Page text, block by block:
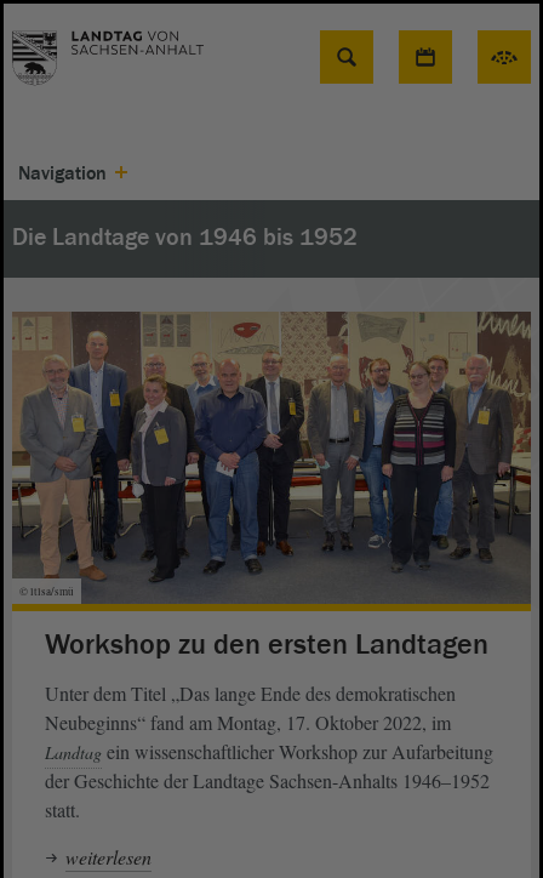
Suche
Navigation
Die Landtage von 1946 bis 1952
© ltlsa/smü
Workshop zu den ersten Landtagen
Unter dem Titel „Das lange Ende des demokratischen
Neubeginns“ fand am Montag, 17. Oktober 2022, im
Landtag ein wissenschaftlicher Workshop zur Aufarbeitung
der Geschichte der Landtage Sachsen-Anhalts 1946–1952
statt.
weiterlesen